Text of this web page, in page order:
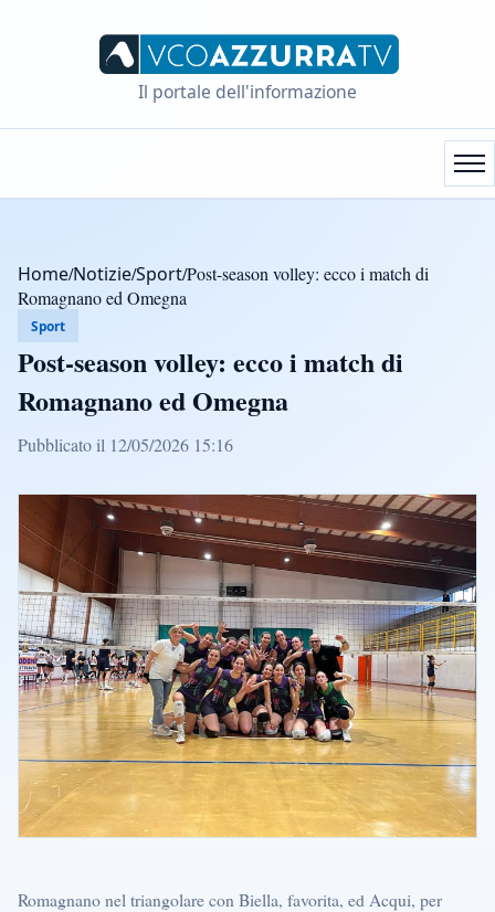
Il portale dell'informazione
Home/Notizie/Sport/Post-season volley: ecco i match di
Romagnano ed Omegna
Sport
Post-season volley: ecco i match di
Romagnano ed Omegna
Pubblicato il 12/05/2026 15:16
Romagnano nel triangolare con Biella, favorita, ed Acqui, per